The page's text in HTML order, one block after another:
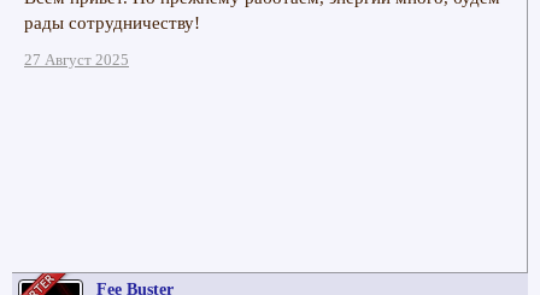
рады сотрудничеству!
27 Август 2025
Fee Buster